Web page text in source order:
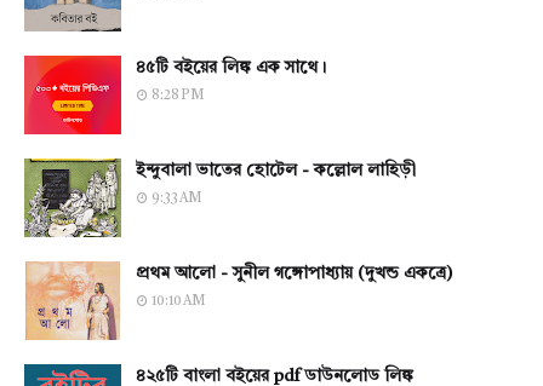
৪৫টি বইয়ের লিঙ্ক এক সাথে।
8:28 PM
ইন্দুবালা ভাতের হোটেল - কল্লোল লাহিড়ী
9:33 AM
প্রথম আলো - সুনীল গঙ্গোপাধ্যায় (দুখন্ড একত্রে)
10:10 AM
৪২৫টি বাংলা বইয়ের pdf ডাউনলোড লিঙ্ক